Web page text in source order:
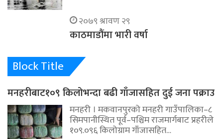
२०७९ श्रावण २९
काठमाडौंमा भारी वर्षा
Block Title
मनहरीबाट१०९ किलोभन्दा बढी गाँजासहित दुई जना पक्राउ
मनहरी । मकवानपुरको मनहरी गाउँपालिका–८
सिमपानीस्थित पूर्व–पश्चिम राजमार्गबाट प्रहरीले
१०९.०९६ किलोग्राम गाँजासहित…